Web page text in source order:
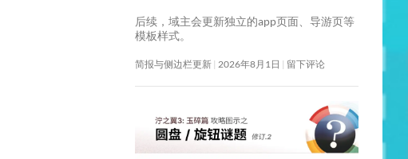
后续，域主会更新独立的app页面、导游页等
模板样式。
简报与侧边栏更新 2026年8月1日 留下评论